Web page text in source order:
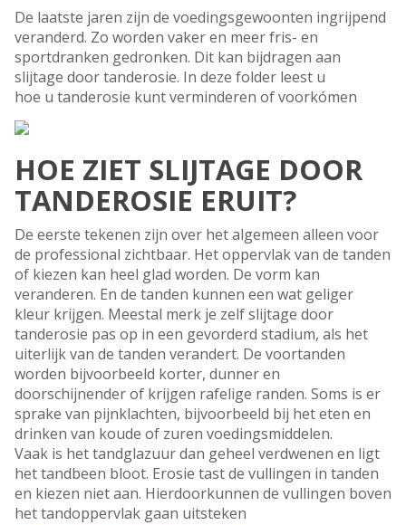
De laatste jaren zijn de voedingsgewoonten ingrijpend
veranderd. Zo worden vaker en meer fris- en
sportdranken gedronken. Dit kan bijdragen aan
slijtage door tanderosie. In deze folder leest u
hoe u tanderosie kunt verminderen of voorkómen
HOE ZIET SLIJTAGE DOOR
TANDEROSIE ERUIT?
De eerste tekenen zijn over het algemeen alleen voor
de professional zichtbaar. Het oppervlak van de tanden
of kiezen kan heel glad worden. De vorm kan
veranderen. En de tanden kunnen een wat geliger
kleur krijgen. Meestal merk je zelf slijtage door
tanderosie pas op in een gevorderd stadium, als het
uiterlijk van de tanden verandert. De voortanden
worden bijvoorbeeld korter, dunner en
doorschijnender of krijgen rafelige randen. Soms is er
sprake van pijnklachten, bijvoorbeeld bij het eten en
drinken van koude of zuren voedingsmiddelen.
Vaak is het tandglazuur dan geheel verdwenen en ligt
het tandbeen bloot. Erosie tast de vullingen in tanden
en kiezen niet aan. Hierdoorkunnen de vullingen boven
het tandoppervlak gaan uitsteken